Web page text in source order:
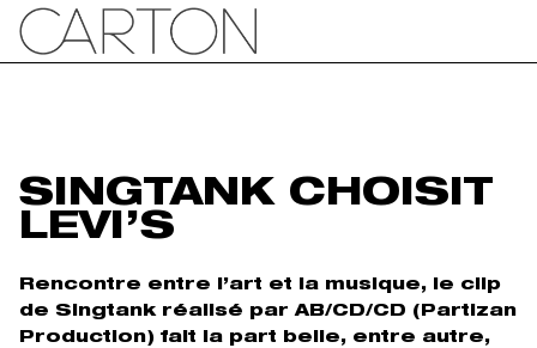
SINGTANK CHOISIT
LEVI’S
Rencontre entre l’art et la musique, le clip
de Singtank réalisé par AB/CD/CD (Partizan
Production) fait la part belle, entre autre,